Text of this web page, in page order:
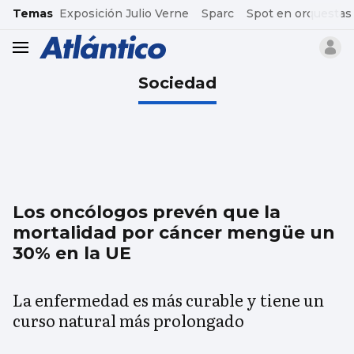
common.go-to-content
Temas Exposición Julio Verne Sparc Spot en orquestas
header.menu.open
Sociedad
Los oncólogos prevén que la
mortalidad por cáncer mengüe un
30% en la UE
La enfermedad es más curable y tiene un
curso natural más prolongado